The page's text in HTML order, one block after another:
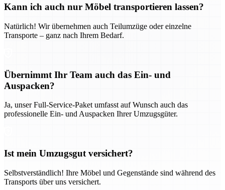
Kann ich auch nur Möbel transportieren lassen?
Natürlich! Wir übernehmen auch Teilumzüge oder einzelne
Transporte – ganz nach Ihrem Bedarf.
Übernimmt Ihr Team auch das Ein- und
Auspacken?
Ja, unser Full-Service-Paket umfasst auf Wunsch auch das
professionelle Ein- und Auspacken Ihrer Umzugsgüter.
Ist mein Umzugsgut versichert?
Selbstverständlich! Ihre Möbel und Gegenstände sind während des
Transports über uns versichert.